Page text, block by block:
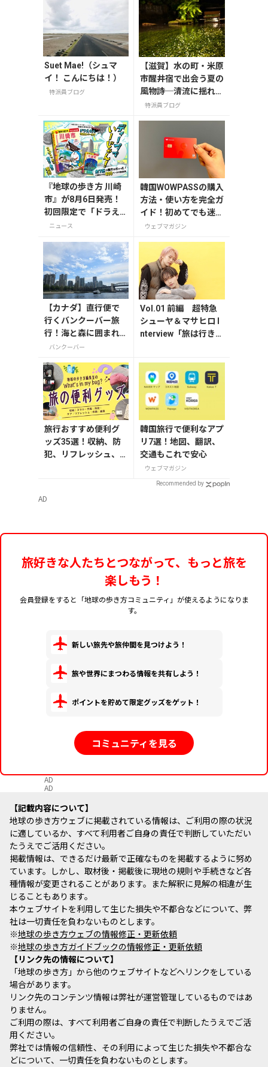
Suet Mae!（シュマ
イ！ こんにちは！）
特派員ブログ
【滋賀】水の町・米原
市醒井宿で出会う夏の
風物詩─清流に揺れる
梅花藻（8/24までラ
特派員ブログ
『地球の歩き方 川崎
市』が8月6日発売！
初回限定で「ドラえ
もん」描き下ろし特
ニュース
韓国WOWPASSの購入
方法・使い方を完全ガ
イド！初めてでも迷わ
ない
ウェブマガジン
【カナダ】直行便で
行くバンクーバー旅
行！海と森に囲まれ
た西海岸の町歩き
バンクーバー
Vol.01 前編 超特急
シューヤ＆マサヒロ I
nterview「旅は行きた
RAVEL STORY～
旅行おすすめ便利グ
ッズ35選！収納、防
犯、リフレッシュ、
韓国旅行で便利なアプ
リ7選！地図、翻訳、
交通もこれで安心
ウェブマガジン
Recommended by
AD
旅好きな人たちとつながって、もっと旅を
楽しもう！
会員登録をすると「地球の歩き方コミュニティ」が使えるようになりま
す。
新しい旅先や旅仲間を見つけよう！
旅や世界にまつわる情報を共有しよう！
ポイントを貯めて限定グッズをゲット！
コミュニティを見る
AD
AD
記載内容について
地球の歩き方ウェブに掲載されている情報は、ご利用の際の状況
に適しているか、すべて利用者ご自身の責任で判断していただい
たうえでご活用ください。
掲載情報は、できるだけ最新で正確なものを掲載するように努め
ています。しかし、取材後・掲載後に現地の規則や手続きなど各
種情報が変更されることがあります。また解釈に見解の相違が生
じることもあります。
本ウェブサイトを利用して生じた損失や不都合などについて、弊
社は一切責任を負わないものとします。
※地球の歩き方ウェブの情報修正・更新依頼
※地球の歩き方ガイドブックの情報修正・更新依頼
リンク先の情報について
「地球の歩き方」から他のウェブサイトなどへリンクをしている
場合があります。
リンク先のコンテンツ情報は弊社が運営管理しているものではあ
りません。
ご利用の際は、すべて利用者ご自身の責任で判断したうえでご活
用ください。
弊社では情報の信頼性、その利用によって生じた損失や不都合な
どについて、一切責任を負わないものとします。